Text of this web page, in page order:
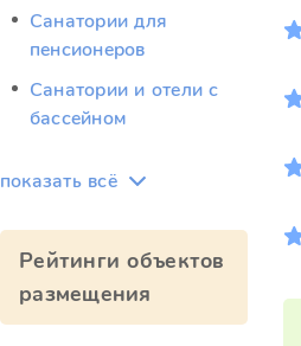
Санатории для
пенсионеров
Санатории и отели с
бассейном
показать всё
Рейтинги объектов
размещения